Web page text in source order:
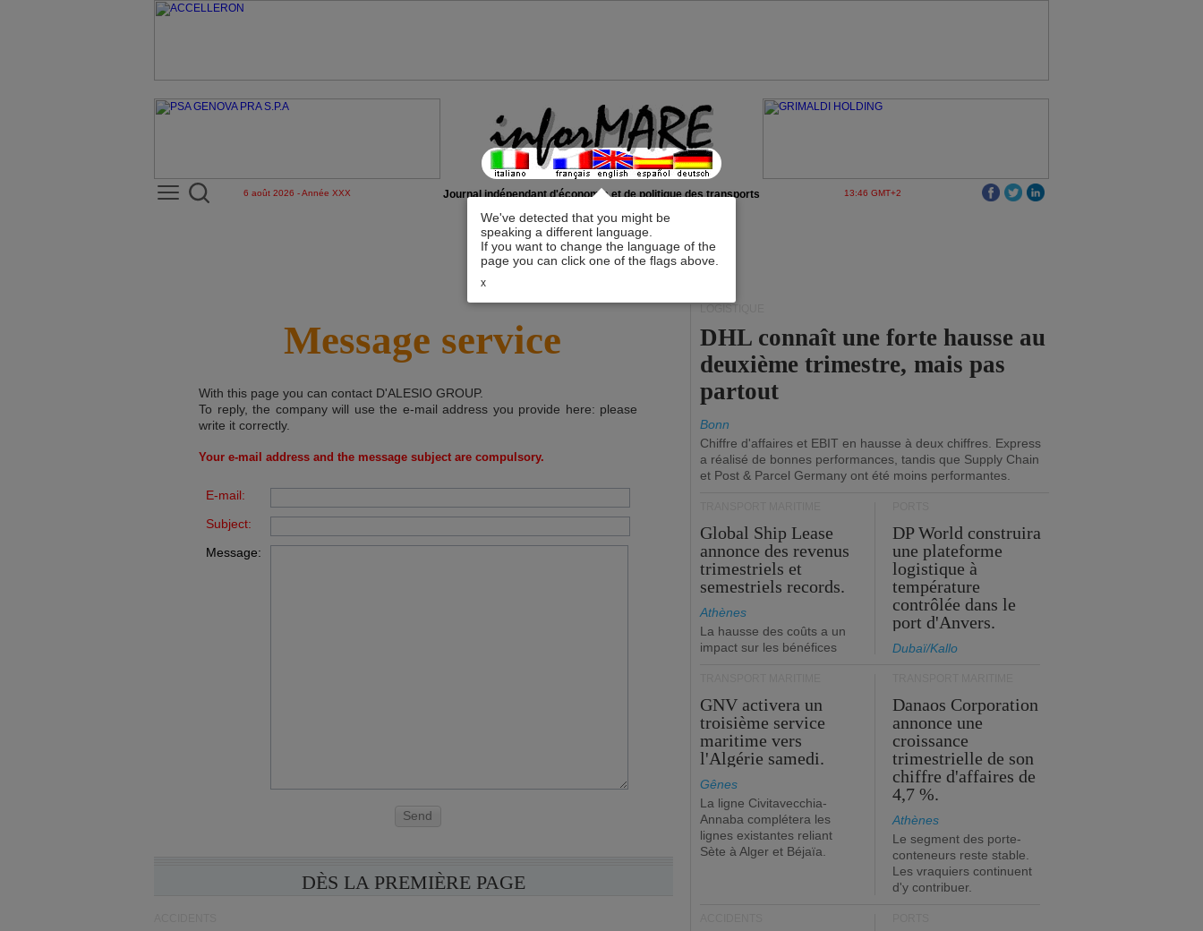
We've detected that you might be
speaking a different language.
If you want to change the language of the
page you can click one of the flags above.
x
6 août 2026 - Année XXX Journal indépendant d'économie et de politique des transports 13:46 GMT+2
Message service
With this page you can contact D'ALESIO GROUP.
To reply, the company will use the e-mail address you provide here: please
write it correctly.
Your e-mail address and the message subject are compulsory.
E-mail:
Subject:
Message:
Send
DÈS LA PREMIÈRE PAGE
LOGISTIQUE
DHL connaît une forte hausse au
deuxième trimestre, mais pas
partout
Bonn
Chiffre d'affaires et EBIT en hausse à deux chiffres. Express
a réalisé de bonnes performances, tandis que Supply Chain
et Post & Parcel Germany ont été moins performantes.
Global Ship Lease
annonce des revenus
trimestriels et
semestriels records.
Athènes
La hausse des coûts a un
impact sur les bénéfices
DP World construira
une plateforme
logistique à
température
contrôlée dans le
port d'Anvers.
Dubaï/Kallo
GNV activera un
troisième service
maritime vers
l'Algérie samedi.
Gênes
La ligne Civitavecchia-
Annaba complétera les
lignes existantes reliant
Sète à Alger et Béjaïa.
Danaos Corporation
annonce une
croissance
trimestrielle de son
chiffre d'affaires de
4,7 %.
Athènes
Le segment des porte-
conteneurs reste stable.
Les vraquiers continuent
d'y contribuer.